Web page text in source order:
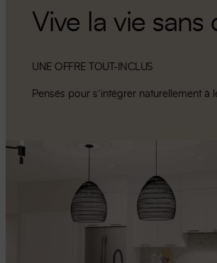
Vive la vie sans
UNE OFFRE TOUT-INCLUS
Pensés pour s’intégrer naturellement